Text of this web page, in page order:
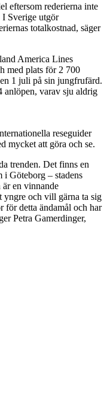
eftersom rederierna inte
I Sverige utgör
totalkostnad, säger
America Lines
med plats för 2 700
1 juli på sin jungfrufärd.
anlöpen, varav sju aldrig
reseguider
mycket att göra och se.
trenden. Det finns en
i Göteborg – stadens
en vinnande
och vill gärna ta sig
för detta ändamål och har
Petra Gamerdinger,